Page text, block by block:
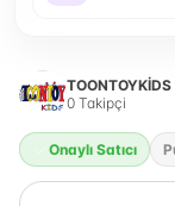
TOONTOYKİDS
0 Takipçi
Onaylı Satıcı